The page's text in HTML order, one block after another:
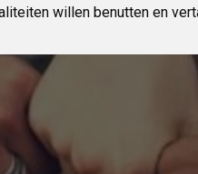
willen benutten en